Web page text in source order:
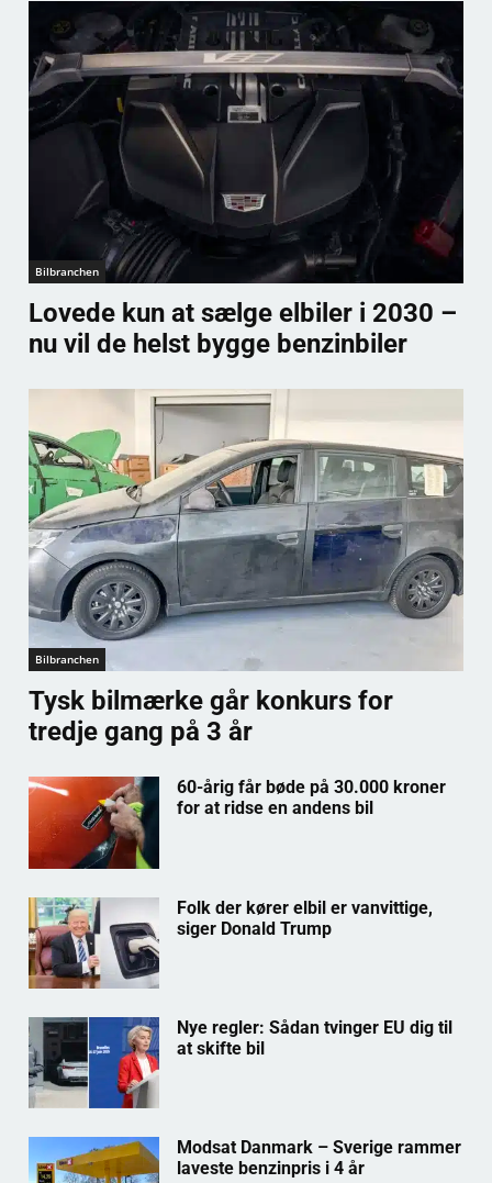
Bilbranchen
Lovede kun at sælge elbiler i 2030 –
nu vil de helst bygge benzinbiler
Bilbranchen
Tysk bilmærke går konkurs for
tredje gang på 3 år
60-årig får bøde på 30.000 kroner
for at ridse en andens bil
Folk der kører elbil er vanvittige,
siger Donald Trump
Nye regler: Sådan tvinger EU dig til
at skifte bil
Modsat Danmark – Sverige rammer
laveste benzinpris i 4 år